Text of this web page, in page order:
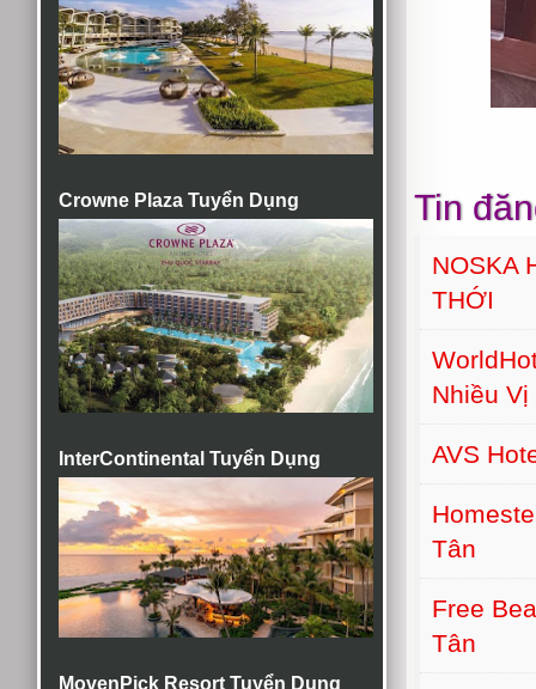
Crowne Plaza Tuyển Dụng
InterContinental Tuyển Dụng
MovenPick Resort Tuyển Dụng
Tin
NOSKA
THỚI
Nhiều Vị
AVS
Tân
Free
Tân